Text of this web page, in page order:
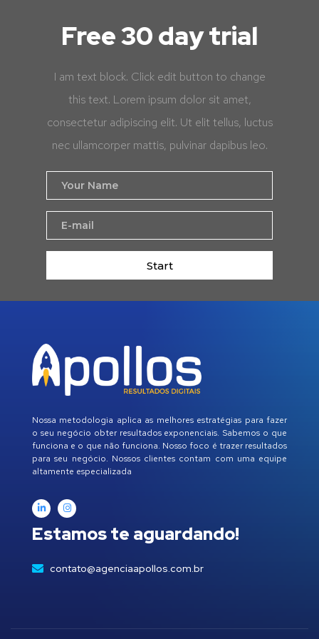
Free 30 day trial
I am text block. Click edit button to change
this text. Lorem ipsum dolor sit amet,
consectetur adipiscing elit. Ut elit tellus, luctus
nec ullamcorper mattis, pulvinar dapibus leo.
Start
Nossa metodologia aplica as melhores estratégias para fazer
o seu negócio obter resultados exponenciais. Sabemos o que
funciona e o que não funciona. Nosso foco é trazer resultados
para seu negócio. Nossos clientes contam com uma equipe
altamente especializada
Estamos te aguardando!
contato@agenciaapollos.com.br